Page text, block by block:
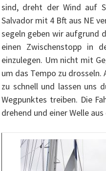
sind, dreht der Wind auf
Salvador mit 4 Bft aus NE
segeln geben wir aufgrund
einen Zwischenstopp in
einzulegen. Um nicht mit
um das Tempo zu
zu schnell und lassen uns
Wegpunktes treiben. Die
drehend und einer Welle